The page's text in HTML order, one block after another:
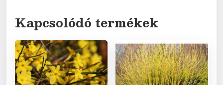
Kapcsolódó termékek